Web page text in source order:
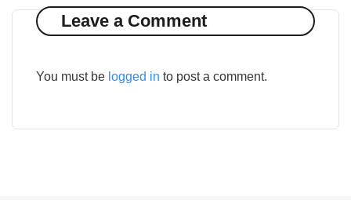
Leave a Comment
You must be logged in to post a comment.